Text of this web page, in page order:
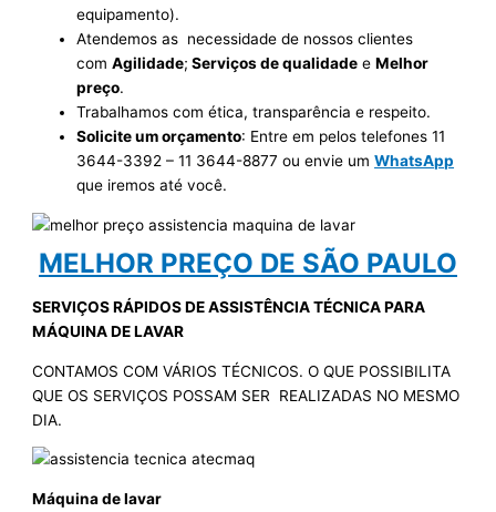
equipamento).
Atendemos as necessidade de nossos clientes
comAgilidade; Serviços de qualidade eMelhor
preço.
Trabalhamos com ética, transparência e respeito.
Solicite um orçamento: Entre em pelos telefones 11
3644-3392 – 11 3644-8877 ou envie umWhatsApp
que iremos até você.
MELHOR PREÇO DE SÃO PAULO
SERVIÇOS RÁPIDOS DE ASSISTÊNCIA TÉCNICA PARA
MÁQUINA DE LAVAR
CONTAMOS COM VÁRIOS TÉCNICOS. O QUE POSSIBILITA
QUE OS SERVIÇOS POSSAM SER REALIZADAS NO MESMO
DIA.
Máquina de lavar